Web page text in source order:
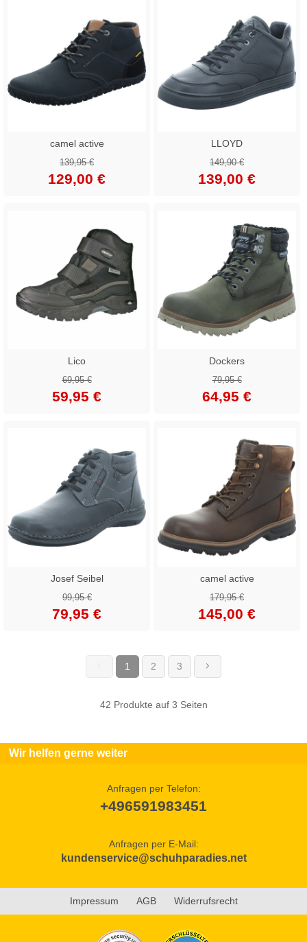
camel active
139,95 €
129,00 €
LLOYD
149,90 €
139,00 €
Lico
69,95 €
59,95 €
Dockers
79,95 €
64,95 €
Josef Seibel
99,95 €
79,95 €
camel active
179,95 €
145,00 €
1 (current)
2 3
42 Produkte auf 3 Seiten
Wir helfen gerne weiter
Anfragen per Telefon:
+496591983451
Anfragen per E-Mail:
kundenservice@schuhparadies.net
Impressum AGB Widerrufsrecht